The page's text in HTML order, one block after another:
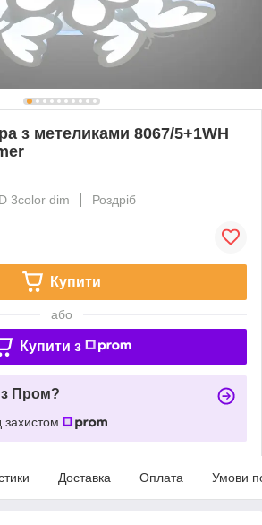
з метеликами 8067/5+1WH
3color dim
Роздріб
Купити
або
Купити з
з Пром?
захистом
Доставка Оплата Умови